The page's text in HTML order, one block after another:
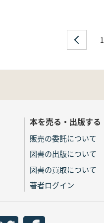
1
本を売る・出版する
販売の委託について
図書の出版について
図書の買取について
著者ログイン